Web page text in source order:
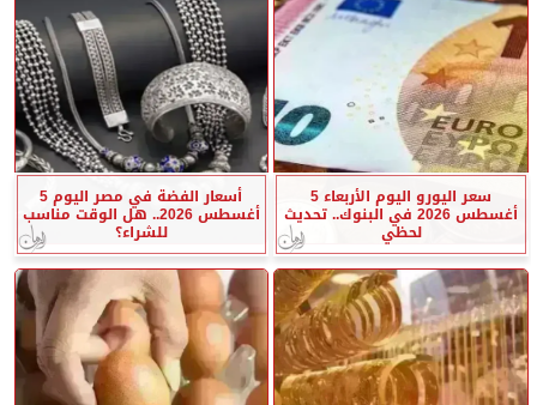
سعر اليورو اليوم الأربعاء 5
أغسطس 2026 في البنوك.. تحديث
لحظي
أسعار الفضة في مصر اليوم 5
أغسطس 2026.. هل الوقت مناسب
للشراء؟